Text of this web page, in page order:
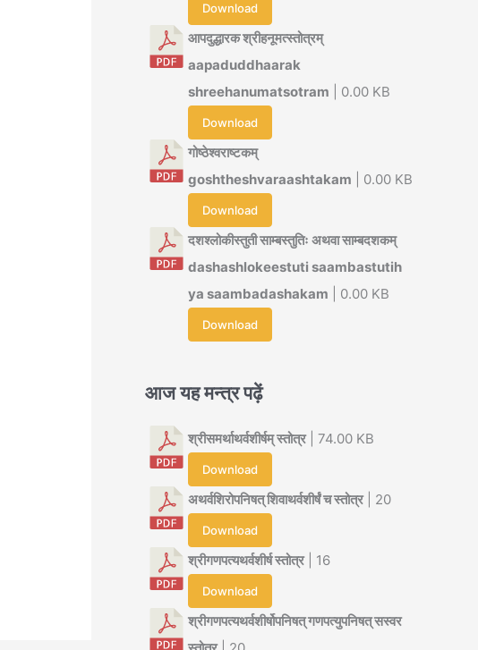
Download
आपदुद्धारक श्रीहनूमत्स्तोत्रम्
aapaduddhaarak
shreehanumatsotram | 0.00 KB
Download
गोष्ठेश्वराष्टकम्
goshtheshvaraashtakam | 0.00 KB
Download
दशश्लोकीस्तुती साम्बस्तुतिः अथवा साम्बदशकम्
dashashlokeestuti saambastutih
ya saambadashakam | 0.00 KB
Download
आज यह मन्त्र पढ़ें
श्रीसमर्थाथर्वशीर्षम् स्तोत्र| 74.00 KB
Download
अथर्वशिरोपनिषत् शिवाथर्वशीर्षं च स्तोत्र| 20
Download
श्रीगणपत्यथर्वशीर्ष स्तोत्र| 16
Download
श्रीगणपत्यथर्वशीर्षोपनिषत् गणपत्युपनिषत् सस्वर